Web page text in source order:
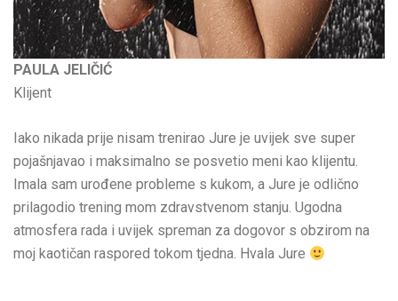
PAULA JELIČIĆ
Klijent
Iako nikada prije nisam trenirao Jure je uvijek sve super
pojašnjavao i maksimalno se posvetio meni kao klijentu.
Imala sam urođene probleme s kukom, a Jure je odlično
prilagodio trening mom zdravstvenom stanju. Ugodna
atmosfera rada i uvijek spreman za dogovor s obzirom na
moj kaotičan raspored tokom tjedna. Hvala Jure